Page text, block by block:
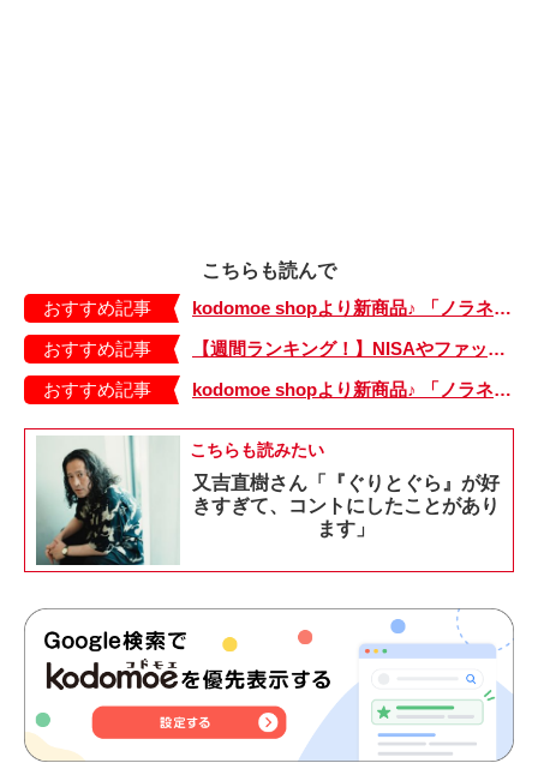
こちらも読んで
おすすめ記事
kodomoe shopより新商品♪ 「ノラネコぐんだん」ワッペン新柄3種が登場！
おすすめ記事
【週間ランキング！】NISAやファッションの記事がランクイン！ kodomoe web 7月19日～25日の週間TOP5★
おすすめ記事
kodomoe shopより新商品♪ 「ノラネコぐんだん」耐熱マグ3種が登場！
こちらも読みたい
又吉直樹さん「『ぐりとぐら』が好
きすぎて、コントにしたことがあり
ます」